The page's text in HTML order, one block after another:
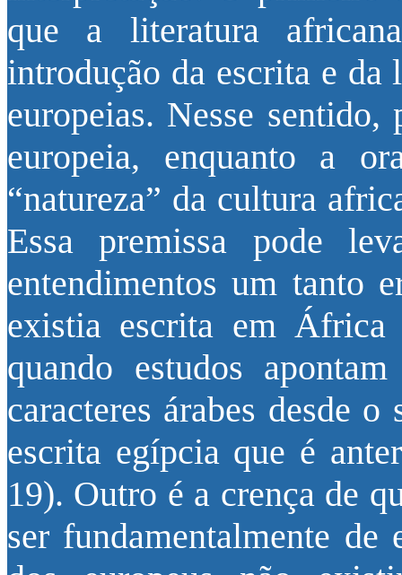
que a literatura
introdução da escrita e
europeias. Nesse sentido,
europeia, enquanto a
“natureza” da cultura
Essa premissa pode
entendimentos um tanto
existia escrita em África
quando estudos
caracteres árabes desde
escrita egípcia que é
19). Outro é a crença de
ser fundamentalmente de